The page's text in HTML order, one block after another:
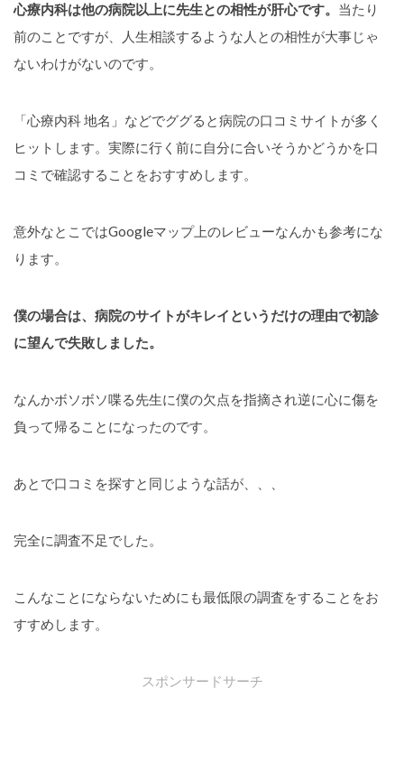
心療内科は他の病院以上に先生との相性が肝心です。 当たり
前のことですが、人生相談するような人との相性が大事じゃ
ないわけがないのです。
「心療内科 地名」などでググると病院の口コミサイトが多く
ヒットします。実際に行く前に自分に合いそうかどうかを口
コミで確認することをおすすめします。
意外なとこではGoogleマップ上のレビューなんかも参考にな
ります。
僕の場合は、病院のサイトがキレイというだけの理由で初診
に望んで失敗しました。
なんかボソボソ喋る先生に僕の欠点を指摘され逆に心に傷を
負って帰ることになったのです。
あとで口コミを探すと同じような話が、、、
完全に調査不足でした。
こんなことにならないためにも最低限の調査をすることをお
すすめします。
スポンサードサーチ